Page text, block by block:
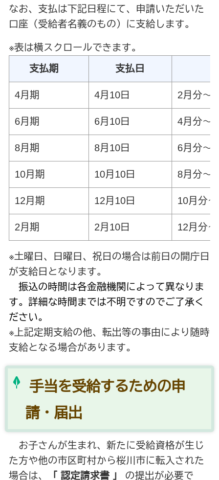
なお、支払は下記日程にて、申請いただいた
口座（受給者名義のもの）に支給します。
※表は横スクロールできます。
支払期
支払日
4月期 4月10日 2月分～
6月期 6月10日 4月分～
8月期 8月10日 6月分～
10月期 10月10日 8月分～
12月期 12月10日 10月分
2月期 2月10日 12月分
※土曜日、日曜日、祝日の場合は前日の開庁日
が支給日となります。
振込の時間は各金融機関によって異なりま
す。詳細な時間までは不明ですのでご了承く
ださい。
※上記定期支給の他、転出等の事由により随時
支給となる場合があります。
手当を受給するための申
請・届出
お子さんが生まれ、新たに受給資格が生じ
た方や他の市区町村から桜川市に転入された
場合は、
「 認定請求書 」
の提出が必要で